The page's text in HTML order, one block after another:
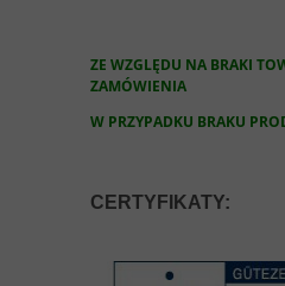
ZE WZGLĘDU NA BRAKI
ZAMÓWIENIA
W PRZYPADKU BRAKU
CERTYFIKATY: